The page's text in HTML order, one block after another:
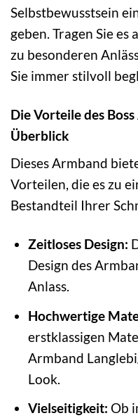
Selbstbewusstsein
geben. Tragen Sie
zu besonderen
Sie immer stilvoll
Die Vorteile des
Überblick
Dieses Armband
Vorteilen, die es zu
Bestandteil Ihrer
Zeitloses Design:
Design des
Anlass.
Hochwertige
erstklassigen
Armband
Look.
Vielseitigkeit: Ob